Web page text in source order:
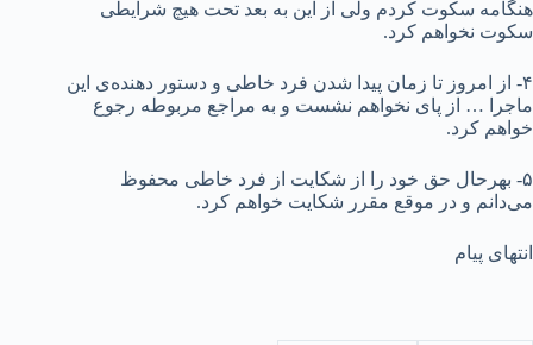
هنگامه سکوت کردم ولی از این به بعد تحت هیچ شرایطی
سکوت نخواهم کرد.
۴- از امروز تا زمان پیدا شدن فرد خاطی و دستور دهنده‌ی این
ماجرا … از پای نخواهم نشست و به مراجع مربوطه رجوع
خواهم کرد.
۵- بهرحال حق خود را از شکایت از فرد خاطى محفوظ
می‌دانم و در موقع مقرر شکایت خواهم کرد.
انتهای پیام